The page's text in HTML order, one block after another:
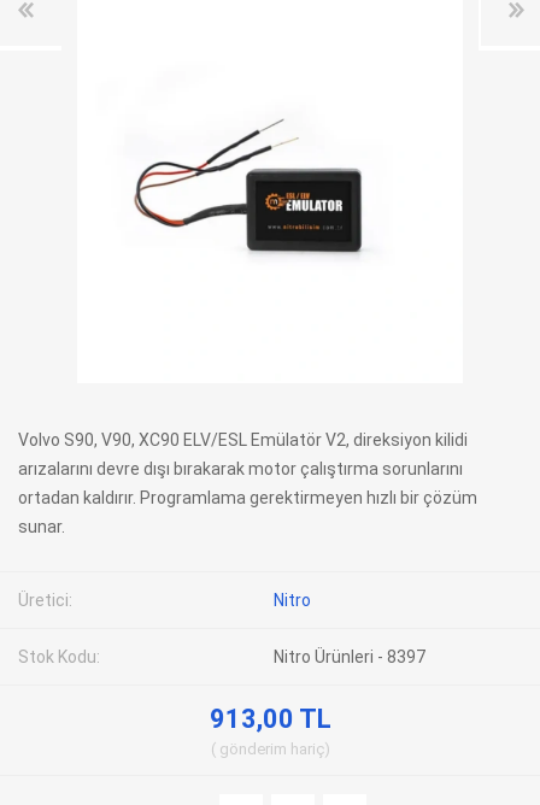
Volvo S90, V90, XC90 ELV/ESL Emülatör V2, direksiyon kilidi
arızalarını devre dışı bırakarak motor çalıştırma sorunlarını
ortadan kaldırır. Programlama gerektirmeyen hızlı bir çözüm
sunar.
Üretici: Nitro
Stok Kodu: Nitro Ürünleri - 8397
913,00 TL
gönderim hariç